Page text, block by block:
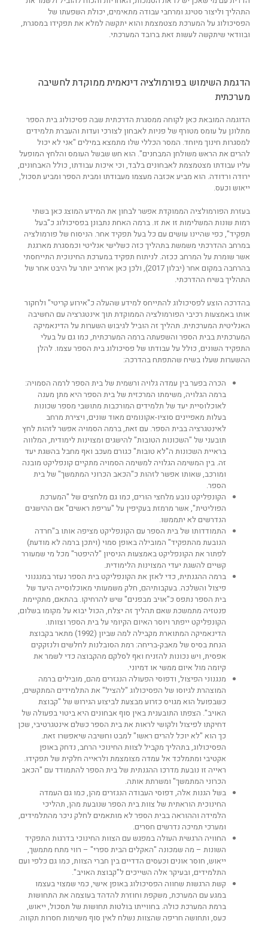
התהליך וליצור סטינג ומרחבי עבודה מתאימים, יכולת השפעתו של
הפסיכולוג על המערכת מצטמצמת והוא יתקשה למלא את תפקידו במסגרת,
ובוודאי שיתקשה לעשות זאת ברובד המערכתי.
הדגמת השימוש בפורמולציה דינאמית ממוקדת לחשיבה
מערכתית
הדוגמה המובאת כאן לקוחה ממסגרת הדרכתית שבה פסיכולוג בית הספר
מתלונן על עומס מטורף של פניות לאבחון לצורכי ועדות והעברת תלמידים
למסגרות חינוך מיוחד. המסר הכללי שלו מתמצא במילים "אני לא יכול
להרים את הראש משולחן המבחנים". הוא חש שבשל העומס והלחץ המופעל
עליו עבודתו מצטמצמת לאבחונים בלבד, וכי איכות עבודתו, כולל האבחונים,
ירודה ורדודה. הוא מביע אכזבה מעצמו מעבודתו ומבית הספר ומביע תסכול,
ייאוש וכעס.
בעזרת הפורמולציה הממוקדת אפשר לבחון את המידע המוצג כאן בשתי
רמות שונות המשלימות זו את זו. ברמה האחת נתבונן בפסיכולוג כ"בעל
תפקיד", כפי שהיינו עושים עם כל בעל תפקיד אחר. הניסוח של פורמולציה
במרחב ההדרכתי משמשת בתהליך כזה כשלישי אנליטי וכמסגרת מארגנת
אשר שומרת על המרחב ככזה. לניתוח תפקיד במערכת החינוכית התייחסתי
בהרחבה במקום אחר (יבלון 2017), ולכן כאן ארחיב יותר על היבט אחר של
התהליך בשיח ההדרכתי.
בהדרכה הוצע לפסיכולוג להתייחס למידע שהעלה כ"אירוע קריטי" ולחקור
אותו באמצעות רכיבי הפורמולציה הממוקדת תוך אינטגרציה עם החשיבה
האנליטית המערכתית. תהליך זה הוביל לגיבוש השערות על הדינאמיקה
המערכתית בבית הספר והשפעתה ברמה המערכתית, כמו גם על בעלי
התפקיד השונים, כולל על עבודתו של פסיכולוג בית הספר עצמו. להלן
ההשערות שעלו בשיח שהתפתח בהדרכה:
הכרה בפער בין עמדה גלויה ורשמית של בית הספר לרמה הסמויה:
ברמה הגלויה, משימתו המרכזית של בית הספר היא מתן מענה
לאוכלוסיית יעד של תלמידים המורכבות מתושבי מספר שכונות
בעלות מאפיינים סוציו-אקונומים מאוד שונים, ויצירת מרחב
לאינטגרציה בבית הספר. עם זאת, ברמה הסמויה אפשר לזהות לחץ
תובעני של "השכונות הטובות" להישגים ומצוינות לימודית, המלווה
בראיית השכונות ה"לא טובות" כגורם מעכב ואף מחבל בהשגת יעד
זה. בין המשימה הגלויה למשימה הסמויה מתקיים קונפליקט מובנה
ומורכב, שאותו אפשר לזהות כ"הכאב הכרוני המתמשך" של בית
הספר.
הקונפליקט נובע מלחצי הורים, כמו גם מלחצים של "המערכת
הפוליטית", אשר מרמזת בעקיפין על "עריפת ראשים" אם ההישגים
הנדרשים לא יתממשו.
התמודדותו של בית הספר עם הקונפליקט מציפה אותו ב"חרדה
הנובעת מהתפקיד" המובילה באופן סמוי (ויתכן ברמה לא מודעת)
לפתור את הקונפליקט באמצעות הניסיון "להיפטר" מכל מי שמעורר
קשיים להשגת יעדי המצוינות הלימודית.
ברמה ההגנתית, כדי לאזן את הקונפליקט בית הספר נעזר במנגנוני
פיצול והשלכה. בעקבותיהם, חלק משמעותי מאוכלוסייה היעד של
בית הספר נתפס כ"אויב מבפנים" שיש להרחיקו. בהתאם, מתקיימת
פנטזיה מתמשכת שאם תהליך זה יצלח, הכול יבוא על מקומו בשלום,
הקונפליקט ייפתר ויוסר האיום הקיומי על בית הספר וצוותו.
הדינאמיקה המתוארת מקבילה למה שביון (1992) מתאר בקבוצת
הנחת בסיס של מאבק-בריחה: רמת הסובלנות לחלשים ולנזקקים
אפסית, ויש נכונות להזניח ואף לסלקם מהקבוצה כדי לשמר את
קיומה מול איום ממשי או דמיוני.
מנגנוני הפיצול, ודפוסי הפעולה הנגזרים מהם, מובילים ברמה
המוצהרת לגיוסו של הפסיכולוג "להציל" את התלמידים המתקשים,
כשבפועל הוא מגויס כזרוע מבצעת לביצוע הגירוש של "קבוצת
האויב". הצפתו התובענית באין סוף אבחונים היא ביטוי בפעולה של
דחיקתו לפיצול ולקושי לראות את בית הספר כשלם אינטגרטיבי, שכן
כך הוא "לא יוכל להרים ראשו" למבט וחשיבה שיאפשרו זאת.
הפסיכולוג, בתהליך מקביל לצוות החינוכי הרחב, נדחק באופן
אקטיבי ומתמלכד אל עמדה מצומצמת ולראייה חלקית של תפקידו.
ראייה זו נובעת מדרכו ההגנתית של בית הספר להתמודד עם "הכאב
הכרוני המתמשך" ומשרתת אותה.
בשל הגנות אלה, דפוסי העבודה הנגזרים מהן, כמו גם העמדה
החינוכית הוראתית של צוות בית הספר שנובעת מהן, תהליכי
הלמידה וההוראה בבית הספר לא מותאמים לחלק ניכר מהתלמידים,
ומערכי תמיכה נדרשים חסרים.
החוויה הרגשית העולה במפגש עם הצוות החינוכי בדרגות התפקיד
השונות – מה שמכונה "האקלים הבית ספרי" – רווי מתח מתמשך,
ייאוש, חוסר אונים וכעסים הדדיים בין חברי הצוות, כמו גם כלפי ועם
התלמידים, ובעיקר אלה השייכים ל"קבוצת האויב".
קשת הרגשות שחווה הפסיכולוג באופן אישי, כמי שמצוי בעצמו
במגע עם המערכת, משקפת וחוזרת להדהד בעוצמה את התחושות
ברמת המערכת כולה. בחווייתו בולטות תחושות של תסכול, ייאוש,
כעס, ותחושה חריפה שהצוות נשלח לאין סוף משימות חסרות תקווה.